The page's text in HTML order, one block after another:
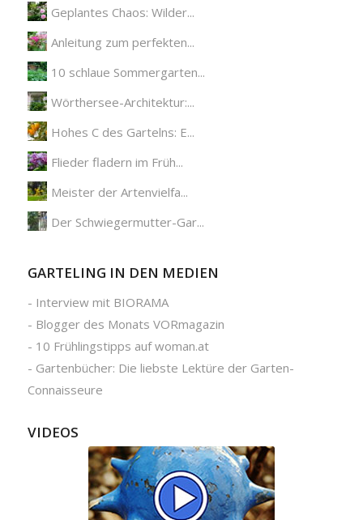
Geplantes Chaos: Wilder...
Anleitung zum perfekten...
10 schlaue Sommergarten...
Wörthersee-Architektur:...
Hohes C des Gartelns: E...
Flieder fladern im Früh...
Meister der Artenvielfa...
Der Schwiegermutter-Gar...
GARTELING IN DEN MEDIEN
- Interview mit BIORAMA
- Blogger des Monats VORmagazin
- 10 Frühlingstipps auf woman.at
- Gartenbücher: Die liebste Lektüre der Garten-
Connaisseure
VIDEOS